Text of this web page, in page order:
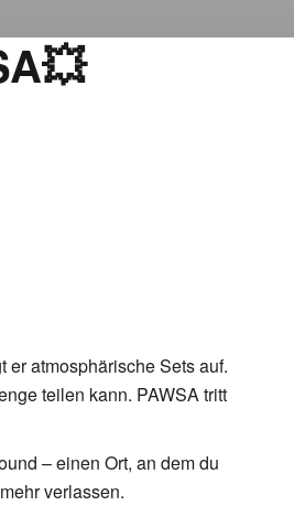
atmosphärische Sets auf.
teilen kann. PAWSA tritt
– einen Ort, an dem du
verlassen.